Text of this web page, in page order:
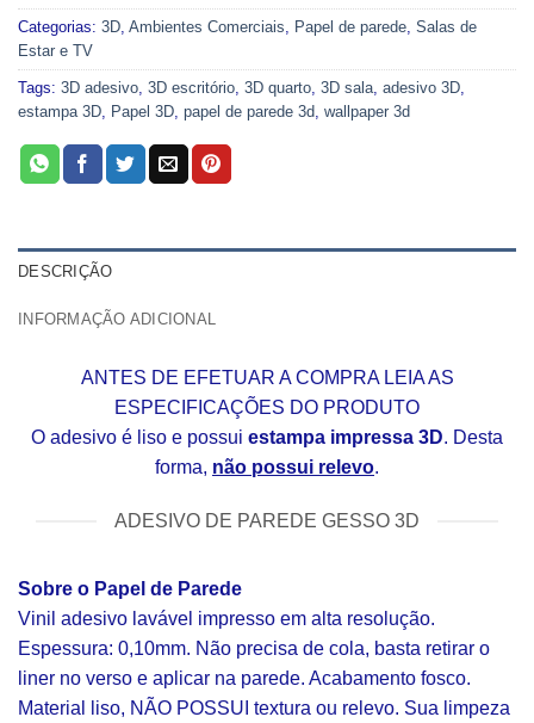
Categorias: 3D Ambientes Comerciais Papel de parede Salas de
Estar e TV
Tags: 3D adesivo 3D escritório 3D quarto 3D sala adesivo 3D
estampa 3D Papel 3D papel de parede 3d wallpaper 3d
DESCRIÇÃO
INFORMAÇÃO ADICIONAL
ANTES DE EFETUAR A COMPRA LEIA AS
ESPECIFICAÇÕES DO PRODUTO
O adesivo é liso e possui estampa impressa 3D. Desta
forma, não possui relevo.
ADESIVO DE PAREDE GESSO 3D
Sobre o Papel de Parede
Vinil adesivo lavável impresso em alta resolução.
Espessura: 0,10mm. Não precisa de cola, basta retirar o
liner no verso e aplicar na parede. Acabamento fosco.
Material liso, NÃO POSSUI textura ou relevo. Sua limpeza